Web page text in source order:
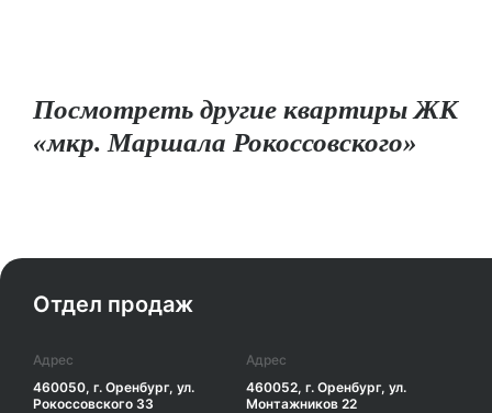
Посмотреть другие квартиры ЖК
«мкр. Маршала Рокоссовского»
Отдел продаж
Адрес
460050, г. Оренбург, ул.
Рокоссовского 33
Адрес
460052, г. Оренбург, ул.
Монтажников 22